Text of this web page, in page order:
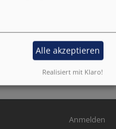
Anmelden
Alle akzeptieren
Realisiert mit Klaro!